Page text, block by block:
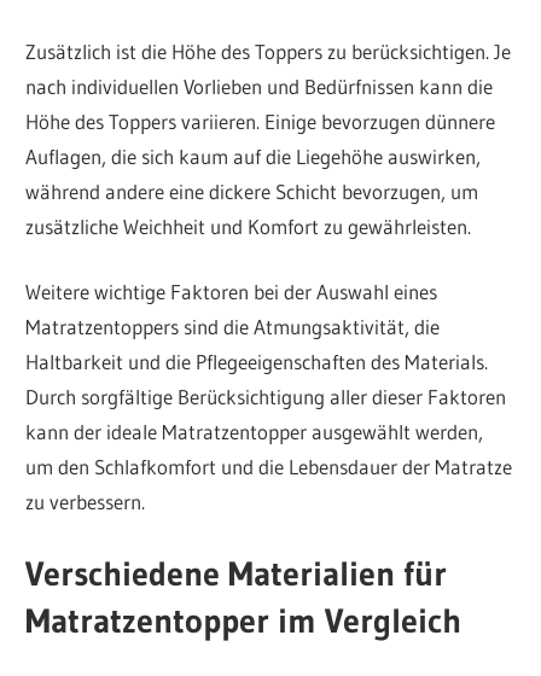
Zusätzlich ist die Höhe des Toppers zu berücksichtigen. Je
nach individuellen Vorlieben und Bedürfnissen kann die
Höhe des Toppers variieren. Einige bevorzugen dünnere
Auflagen, die sich kaum auf die Liegehöhe auswirken,
während andere eine dickere Schicht bevorzugen, um
zusätzliche Weichheit und Komfort zu gewährleisten.
Weitere wichtige Faktoren bei der Auswahl eines
Matratzentoppers sind die Atmungsaktivität, die
Haltbarkeit und die Pflegeeigenschaften des Materials.
Durch sorgfältige Berücksichtigung aller dieser Faktoren
kann der ideale Matratzentopper ausgewählt werden,
um den Schlafkomfort und die Lebensdauer der Matratze
zu verbessern.
Verschiedene Materialien für
Matratzentopper im Vergleich